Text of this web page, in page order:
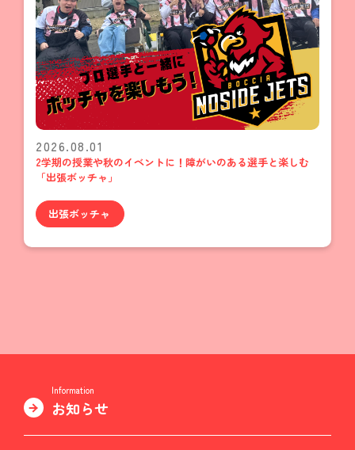
2026.08.01
2学期の授業や秋のイベントに！障がいのある選手と楽しむ
「出張ボッチャ」
出張ボッチャ
Information
お知らせ